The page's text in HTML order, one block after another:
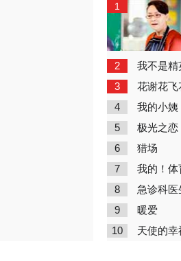
1
2 我不是精
3 花谢花飞
4 我的小姨
5 极光之恋
6 猎场
7 我的！体
8 急诊科医
9 暖爱
10 天使的幸